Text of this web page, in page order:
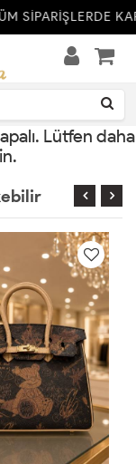
SİPARİŞLERDE
Lütfen daha